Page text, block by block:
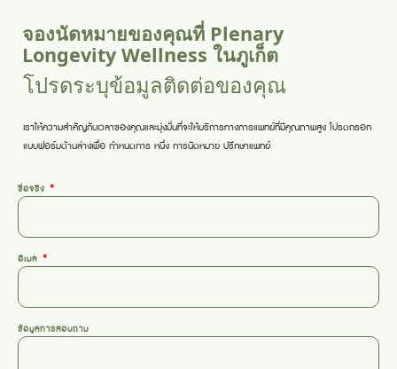
จองนัดหมายของคุณที่ Plenary
Longevity Wellness ในภูเก็ต
โปรดระบุข้อมูลติดต่อของคุณ
เราให้ความสำคัญกับเวลาของคุณและมุ่งมั่นที่จะให้บริการทางการแพทย์ที่มีคุณภาพสูง โปรดกรอก
แบบฟอร์มด้านล่างเพื่อ กำหนดการ หนึ่ง การนัดหมาย ปรึกษาแพทย์
ชื่อจริง
อีเมล
ข้อมูลการสอบถาม